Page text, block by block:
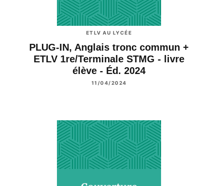
ETLV AU LYCÉE
PLUG-IN, Anglais tronc commun +
ETLV 1re/Terminale STMG - livre
élève - Éd. 2024
11/04/2024